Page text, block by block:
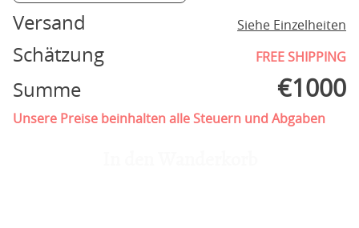
Versand Siehe Einzelheiten
Schätzung FREE SHIPPING
Summe €1000
Unsere Preise beinhalten alle Steuern und Abgaben